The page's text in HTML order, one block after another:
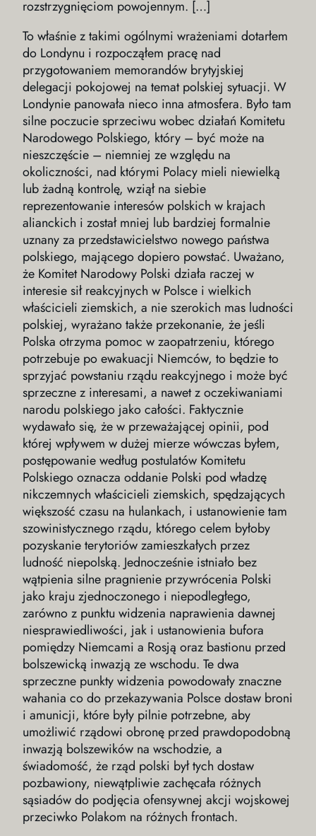
rozstrzygnięciom powojennym. […]
To właśnie z takimi ogólnymi wrażeniami dotarłem
do Londynu i rozpocząłem pracę nad
przygotowaniem memorandów brytyjskiej
delegacji pokojowej na temat polskiej sytuacji. W
Londynie panowała nieco inna atmosfera. Było tam
silne poczucie sprzeciwu wobec działań Komitetu
Narodowego Polskiego, który – być może na
nieszczęście – niemniej ze względu na
okoliczności, nad którymi Polacy mieli niewielką
lub żadną kontrolę, wziął na siebie
reprezentowanie interesów polskich w krajach
alianckich i został mniej lub bardziej formalnie
uznany za przedstawicielstwo nowego państwa
polskiego, mającego dopiero powstać. Uważano,
że Komitet Narodowy Polski działa raczej w
interesie sił reakcyjnych w Polsce i wielkich
właścicieli ziemskich, a nie szerokich mas ludności
polskiej, wyrażano także przekonanie, że jeśli
Polska otrzyma pomoc w zaopatrzeniu, którego
potrzebuje po ewakuacji Niemców, to będzie to
sprzyjać powstaniu rządu reakcyjnego i może być
sprzeczne z interesami, a nawet z oczekiwaniami
narodu polskiego jako całości. Faktycznie
wydawało się, że w przeważającej opinii, pod
której wpływem w dużej mierze wówczas byłem,
postępowanie według postulatów Komitetu
Polskiego oznacza oddanie Polski pod władzę
nikczemnych właścicieli ziemskich, spędzających
większość czasu na hulankach, i ustanowienie tam
szowinistycznego rządu, którego celem byłoby
pozyskanie terytoriów zamieszkałych przez
ludność niepolską. Jednocześnie istniało bez
wątpienia silne pragnienie przywrócenia Polski
jako kraju zjednoczonego i niepodległego,
zarówno z punktu widzenia naprawienia dawnej
niesprawiedliwości, jak i ustanowienia bufora
pomiędzy Niemcami a Rosją oraz bastionu przed
bolszewicką inwazją ze wschodu. Te dwa
sprzeczne punkty widzenia powodowały znaczne
wahania co do przekazywania Polsce dostaw broni
i amunicji, które były pilnie potrzebne, aby
umożliwić rządowi obronę przed prawdopodobną
inwazją bolszewików na wschodzie, a
świadomość, że rząd polski był tych dostaw
pozbawiony, niewątpliwie zachęcała różnych
sąsiadów do podjęcia ofensywnej akcji wojskowej
przeciwko Polakom na różnych frontach.